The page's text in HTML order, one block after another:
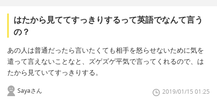
はたから見ててすっきりするって英語でなんて言う
の？
あの人は普通だったら言いたくても相手を怒らせないために気を
遣って言えないことなと、ズゲズゲ平気で言ってくれるので、は
たから見ていてすっきりする。
Sayaさん 2019/01/15 01:25